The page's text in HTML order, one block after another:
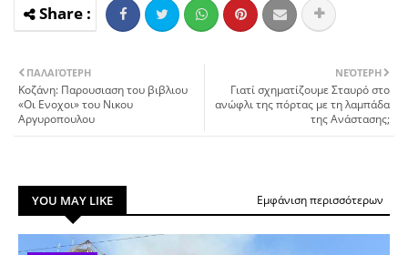
ΝΕΌΤΕΡΗ
Γιατί σχηματίζουμε Σταυρό στο
ανώφλι της πόρτας με τη λαμπάδα
της Ανάστασης;
ΠΑΛΑΙΌΤΕΡΗ
Κοζάνη: Παρουσιαση του βιβλιου
«Οι Ενοχοι» του Νικου
Αργυροπουλου
YOU MAY LIKE Εμφάνιση περισσότερων